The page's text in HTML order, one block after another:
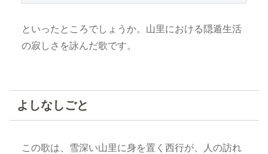
といったところでしょうか。山里における隠遁生活
の寂しさを詠んだ歌です。
よしなしごと
この歌は、雪深い山里に身を置く西行が、人の訪れ